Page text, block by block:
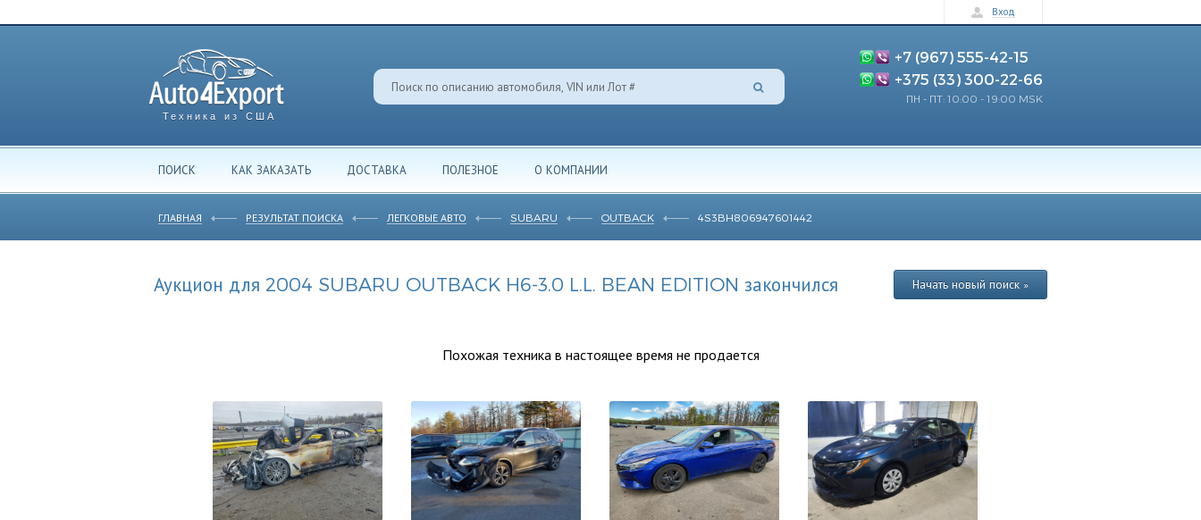
Вход
Техника из США
+7 (967) 555-42-15
+375 (33) 300-22-66
ПН - ПТ: 10:00 - 19:00 MSK
ПОИСК КАК ЗАКАЗАТЬ ДОСТАВКА ПОЛЕЗНОЕ О КОМПАНИИ
ГЛАВНАЯ РЕЗУЛЬТАТ ПОИСКА ЛЕГКОВЫЕ АВТО SUBARU OUTBACK 4S3BH806947601442
Аукцион для 2004 SUBARU OUTBACK H6-3.0 L.L. BEAN EDITION закончился Начать новый поиск »
Похожая техника в настоящее время не продается